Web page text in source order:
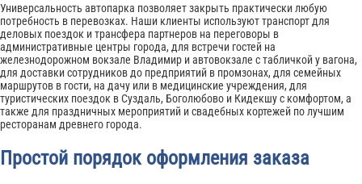
Универсальность автопарка позволяет закрыть практически любую
потребность в перевозках. Наши клиенты используют транспорт для
деловых поездок и трансфера партнеров на переговоры в
административные центры города, для встречи гостей на
железнодорожном вокзале Владимир и автовокзале с табличкой у вагона,
для доставки сотрудников до предприятий в промзонах, для семейных
маршрутов в гости, на дачу или в медицинские учреждения, для
туристических поездок в Суздаль, Боголюбово и Кидекшу с комфортом, а
также для праздничных мероприятий и свадебных кортежей по лучшим
ресторанам древнего города.
Простой порядок оформления заказа